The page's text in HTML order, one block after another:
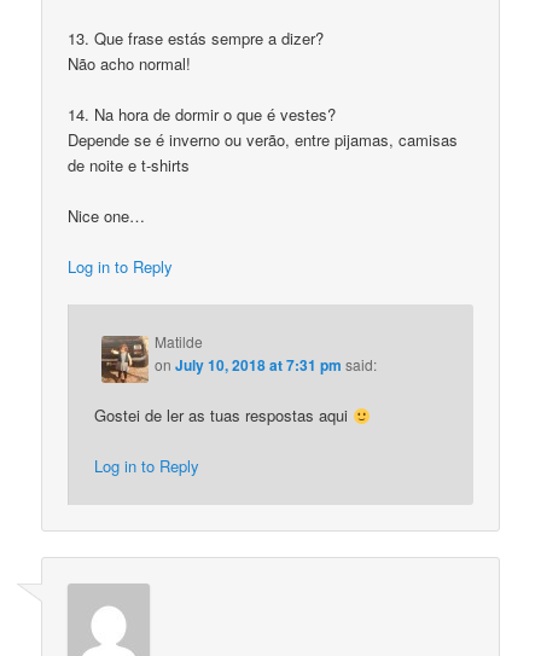
13. Que frase estás sempre a dizer?
Não acho normal!
14. Na hora de dormir o que é vestes?
Depende se é inverno ou verão, entre pijamas, camisas
de noite e t-shirts
Nice one…
Log in to Reply
Matilde
onJuly 10, 2018 at 7:31 pm said:
Gostei de ler as tuas respostas aqui
Log in to Reply